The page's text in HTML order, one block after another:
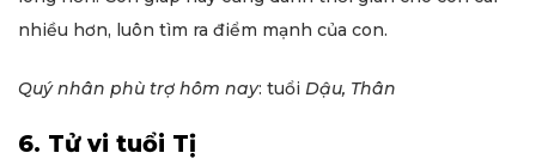
nhiều hơn, luôn tìm ra điểm mạnh của con.
Quý nhân phù trợ hôm nay: tuổi Dậu, Thân
6. Tử vi tuổi Tị